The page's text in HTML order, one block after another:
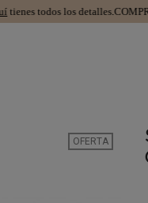
todos los detalles.COMPRA
OFERTA